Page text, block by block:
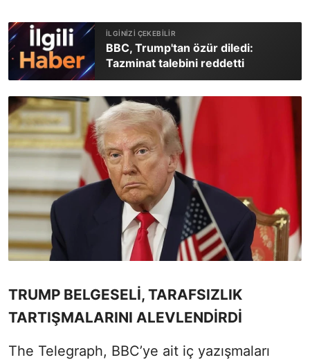
BBC, Trump'tan özür diledi:
Tazminat talebini reddetti
TRUMP BELGESELİ, TARAFSIZLIK
TARTIŞMALARINI ALEVLENDİRDİ
The Telegraph, BBC’ye ait iç yazışmaları